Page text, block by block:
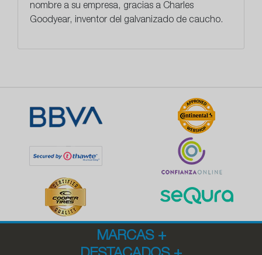
nombre a su empresa, gracias a Charles
Goodyear, inventor del galvanizado de caucho.
MARCAS +